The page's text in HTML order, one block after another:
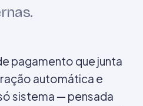
pagamento que junta
automática e
sistema — pensada